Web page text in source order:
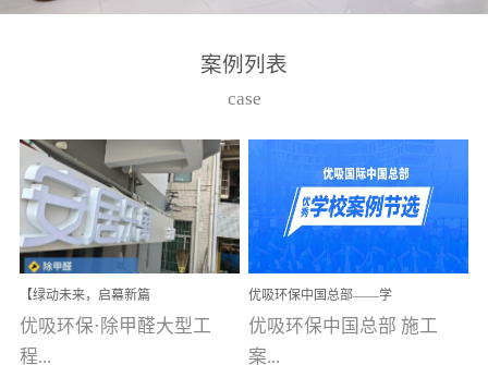
高技能的团队。汇聚了众
取得了多项产品技术专利
和多项国家版权局著作
权，获得高新技术企业称
号。生产优势自主生产自
给自足，优吸公司于2015
在广州番禺区成功建立产
品线生产基地，工厂拥有
自动化生产设备和成熟的
案例列表
case
【绿动未来，启幕新篇
章】优吸环保中标深圳安
居乐寓，超大型工装室内
空气治理项目顺利启航，
优吸环保·除甲醛大型工
程...
优吸环保中国总部——学
校施工案例(节选)
优吸环保中国总部 施工
案...